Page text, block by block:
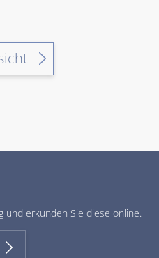
und er­kun­den Sie die­se on­line.